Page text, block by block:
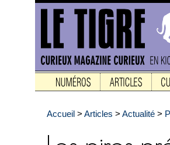
Accueil > Articles > Actualité >